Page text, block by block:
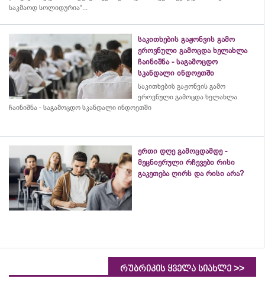
საკმაოდ სოლიდურია“...
საკითხების გაჟონვის გამო
ეროვნული გამოცდა ხელახლა
ჩაინიშნა - საგამოცდო
სკანდალი ინდოეთში
საკითხების გაჟონვის გამო
ეროვნული გამოცდა ხელახლა
ჩაინიშნა - საგამოცდო სკანდალი ინდოეთში
ერთი დღე გამოცდამდე -
მეცნიერული რჩევები რისი
გაკეთება ღირს და რისი არა?
რუბრიკის ყველა სიახლე >>